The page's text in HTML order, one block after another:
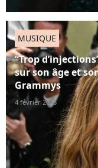
MUSIQUE
“Trop
sur son âge et
Grammys
4 février 2025